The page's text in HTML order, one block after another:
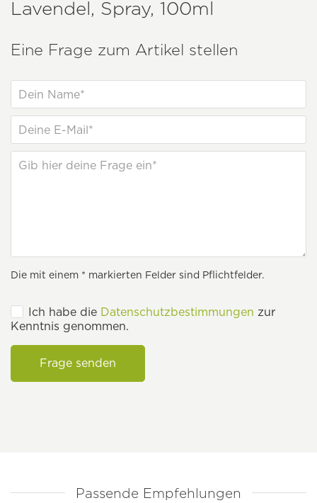
Lavendel, Spray, 100ml
Eine Frage zum Artikel stellen
Die mit einem * markierten Felder sind Pflichtfelder.
Ich habe die Datenschutzbestimmungen zur
Kenntnis genommen.
Frage senden
Passende Empfehlungen